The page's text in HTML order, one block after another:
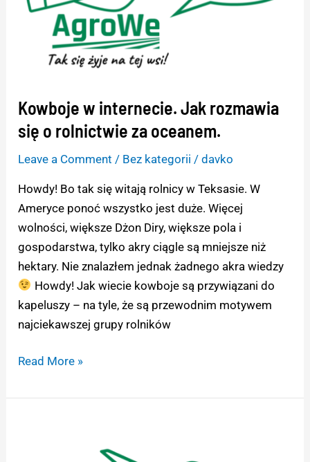
Kowboje w internecie. Jak rozmawia
się o rolnictwie za oceanem.
Leave a Comment / Bez kategorii /davko
Howdy! Bo tak się witają rolnicy w Teksasie. W
Ameryce ponoć wszystko jest duże. Więcej
wolności, większe Dżon Diry, większe pola i
gospodarstwa, tylko akry ciągle są mniejsze niż
hektary. Nie znalazłem jednak żadnego akra wiedzy
Howdy! Jak wiecie kowboje są przywiązani do
kapeluszy – na tyle, że są przewodnim motywem
najciekawszej grupy rolników
rozmawia
rolnictwie
oceanem.
Read More »